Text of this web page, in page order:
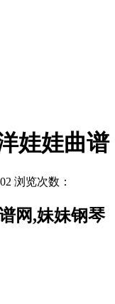
娃娃曲谱
浏览次数：
网,妹妹钢琴